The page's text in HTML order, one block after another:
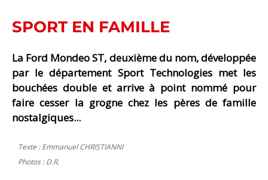
SPORT EN FAMILLE
La Ford Mondeo ST, deuxième du nom, développée
par le département Sport Technologies met les
bouchées double et arrive à point nommé pour
faire cesser la grogne chez les pères de famille
nostalgiques...
Texte : Emmanuel CHRISTIANNI
Photos : D.R.